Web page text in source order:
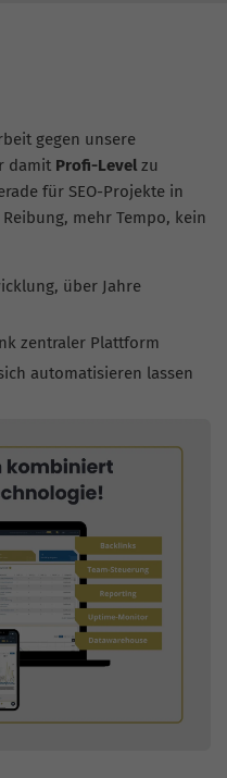
gegen unsere
damit Profi-Levelzu
für SEO-Projekte in
mehr Tempo, kein
über Jahre
zentraler Plattform
automatisieren lassen